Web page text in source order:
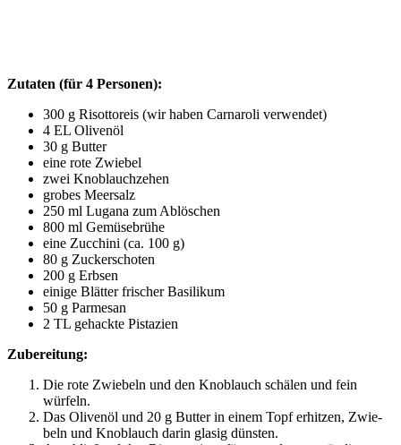
Zuta­ten (für 4 Personen):
300 g Risot­to­reis (wir haben Car­naro­li verwendet)
4 EL Olivenöl
30 g Butter
eine rote Zwiebel
zwei Knob­lauch­ze­hen
gro­bes Meersalz
250 ml Lug­a­na zum Ablöschen
800 ml Gemüsebrühe
eine Zuc­chi­ni (ca. 100 g)
80 g Zuckerschoten
200 g Erbsen
eini­ge Blät­ter fri­scher Basilikum
50 g Parmesan
2 TL gehack­te Pistazien
Zube­rei­tung:
Die rote Zwie­beln und den Knob­lauch schä­len und fein
würfeln.
Das Oli­ven­öl und 20 g But­ter in einem Topf erhit­zen, Zwie­
beln und Knob­lauch dar­in gla­sig dünsten.